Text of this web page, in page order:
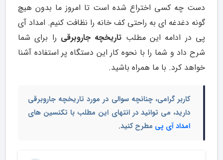
دست چه کسی اختراع شده است تا امروز ما بدون هیچ
گونه دغدغه ای به راحتی کف خانه را نظافت کنیم. امداد آی
پی در ادامه این مطلب تاریخچه جاروبرقی را برای شما
شرح داد و شما را با نحوه کار این دستگاه پر استفاده آشنا
خواهد کرد. با ما همراه باشید.
کاربر گرامی، چنانچه سوالی در مورد تاریخچه جاروبرقی
دارید، می توانید در انتهای این مطلب با تکنسین های
امداد آی پی مطرح کنید.